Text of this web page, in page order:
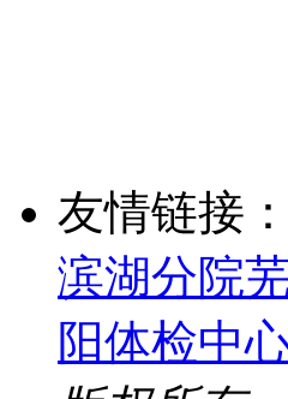
友情链接：
滨湖分院
阳体检中